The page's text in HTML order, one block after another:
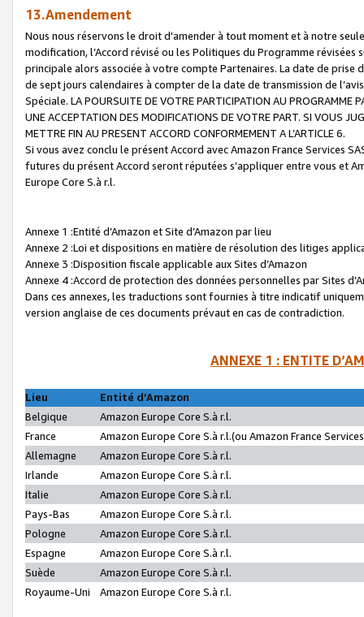
13.Amendement
Nous nous réservons le droit d'amender à tout moment et à notre
modification, l’Accord révisé ou les Politiques du Programme
principale alors associée à votre compte Partenaires. La date de
de sept jours calendaires à compter de la date de transmission de
Spéciale. LA POURSUITE DE VOTRE PARTICIPATION AU PROGRAMME
UNE ACCEPTATION DES MODIFICATIONS DE VOTRE PART. SI VOUS
METTRE FIN AU PRESENT ACCORD CONFORMEMENT A L’ARTICLE 6.
Si vous avez conclu le présent Accord avec Amazon France Services
futures du présent Accord seront réputées s’appliquer entre vous et
Europe Core S.à r.l.
Annexe 1 :Entité d’Amazon et Site d’Amazon par lieu
Annexe 2 :Loi et dispositions en matière de résolution des litiges
Annexe 3 :Disposition fiscale applicable aux Sites d’Amazon
Annexe 4 :Accord de protection des données personnelles par Sites
Dans ces annexes, les traductions sont fournies à titre indicatif
version anglaise de ces documents prévaut en cas de contradiction.
ANNEXE 1 : ENTITE
Lieu
Entité d’Amazon
Belgique
Amazon Europe Core S.à r.l.
France
Amazon Europe Core S.à r.l.(ou Amazon France
Allemagne
Amazon Europe Core S.à r.l.
Irlande
Amazon Europe Core S.à r.l.
Italie
Amazon Europe Core S.à r.l.
Pays-Bas
Amazon Europe Core S.à r.l.
Pologne
Amazon Europe Core S.à r.l.
Espagne
Amazon Europe Core S.à r.l.
Suède
Amazon Europe Core S.à r.l.
Royaume-Uni
Amazon Europe Core S.à r.l.